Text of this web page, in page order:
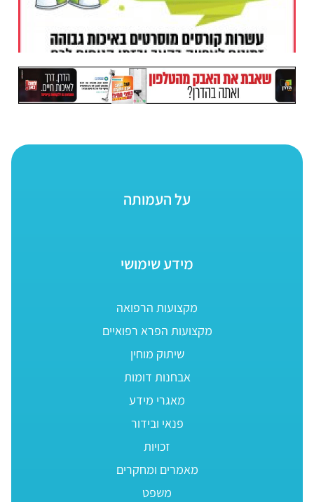
על העמותה
מידע שימושי
מקצועות הרפואה
מקצועות הפרא רפואיים
שיתוק מוחין
אבחנות דומות
מאגרי מידע
פנאי ובידור
זכויות
מאמרים ומחקרים
משפט